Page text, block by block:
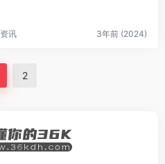
讯 3年前 (2024)
2